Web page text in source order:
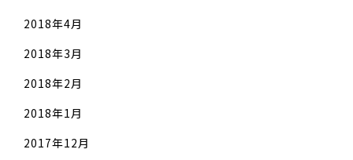
2018年4月
2018年3月
2018年2月
2018年1月
2017年12月